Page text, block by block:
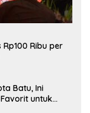
Ribu per
Batu, Ini
untuk